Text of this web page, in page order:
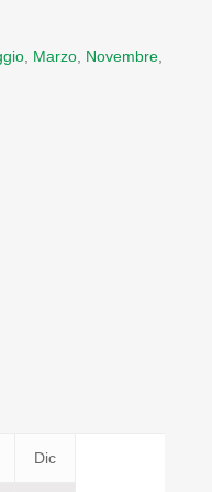
, Marzo, Novembre,
Dic